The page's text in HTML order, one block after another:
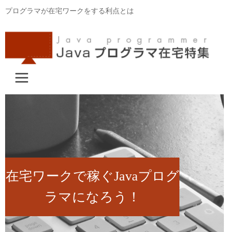
プログラマが在宅ワークをする利点とは
在宅ワークで稼ぐJavaプログ
ラマになろう！